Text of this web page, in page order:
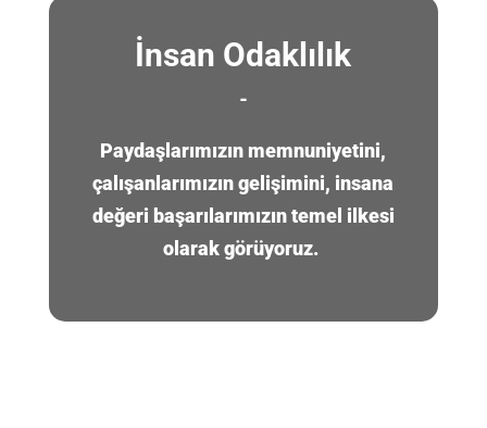
İnsan Odaklılık
-
Paydaşlarımızın memnuniyetini,
çalışanlarımızın gelişimini, insana
değeri başarılarımızın temel ilkesi
olarak görüyoruz.